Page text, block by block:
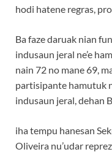
hodi hatene regras,
Ba faze daruak nian
indusaun jeral ne’e
nain 72 no mane 69,
partisipante hamutuk
indusaun jeral, dehan
iha tempu hanesan
Oliveira nu’udar